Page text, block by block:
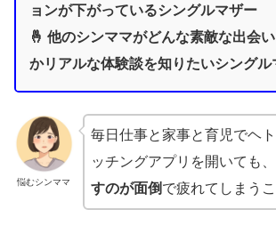
ョンが下がっているシングルマザー
🤞 他のシンママがどんな素敵な出会
かリアルな体験談を知りたいシングル
悩むシンママ
毎日仕事と家事と育児でヘ
ッチングアプリを開いても、
すのが面倒で疲れてしまう